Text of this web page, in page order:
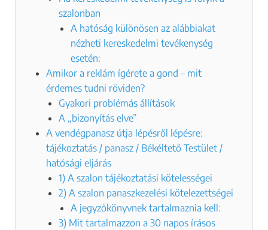
szalonban
A hatóság különösen az alábbiakat
nézheti kereskedelmi tevékenység
esetén:
Amikor a reklám ígérete a gond – mit
érdemes tudni röviden?
Gyakori problémás állítások
A „bizonyítás elve”
A vendégpanasz útja lépésről lépésre:
tájékoztatás / panasz / Békéltető Testület /
hatósági eljárás
1) A szalon tájékoztatási kötelességei
2) A szalon panaszkezelési kötelezettségei
A jegyzőkönyvnek tartalmaznia kell:
3) Mit tartalmazzon a 30 napos írásos